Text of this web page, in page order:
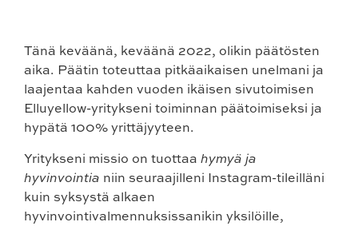
Tänä keväänä, keväänä 2022, olikin päätösten
aika. Päätin toteuttaa pitkäaikaisen unelmani ja
laajentaa kahden vuoden ikäisen sivutoimisen
Elluyellow-yritykseni toiminnan päätoimiseksi ja
hypätä 100% yrittäjyyteen.
Yritykseni missio on tuottaa hymyä ja
hyvinvointia niin seuraajilleni Instagram-tileilläni
kuin syksystä alkaen
hyvinvointivalmennuksissanikin yksilöille,